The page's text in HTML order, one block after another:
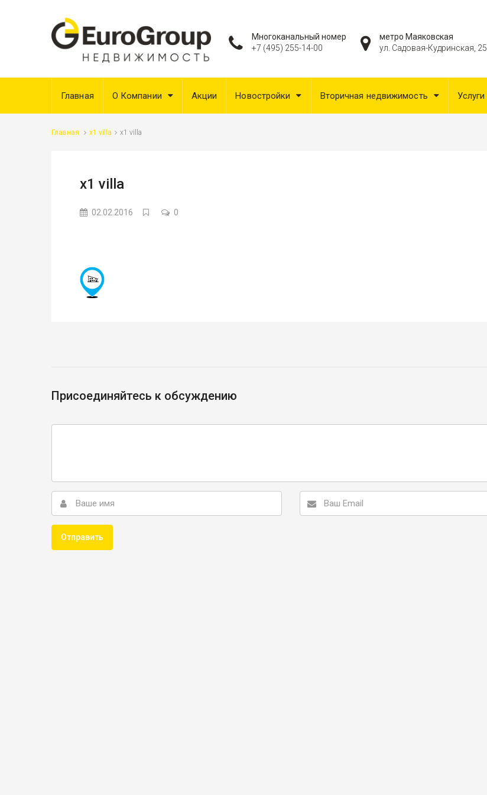
метро Маяковская
ул. Садовая-Кудринская, 25
Многоканальный номер
+7 (495) 255-14-00
Главная О Компании Акции Новостройки Вторичная недвижимость Услуги
Главная x1 villa x1 villa
x1 villa
02.02.2016 0
Присоединяйтесь к обсуждению